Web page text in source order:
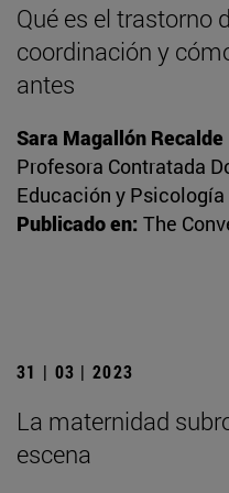
Qué es el trastorno
coordinación y
antes
Sara Magallón Recalde
Profesora Contratada
Educación y Psicología
Publicado en: The
31 | 03 | 2023
La maternidad
escena